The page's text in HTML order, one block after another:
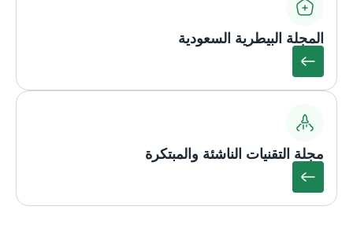
المجلة البيطرية السعودية
مجلة التقنيات الناشئة والمبتكرة